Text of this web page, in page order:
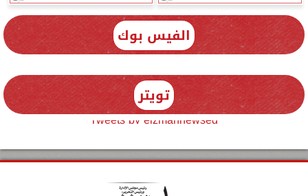
الفيس بوك
تويتر
Tweets by elzmannewseg